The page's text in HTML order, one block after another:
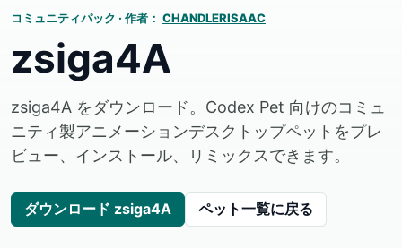
コミュニティパック · 作者： CHANDLERISAAC
zsiga4A
zsiga4A をダウンロード。Codex Pet 向けのコミュ
ニティ製アニメーションデスクトップペットをプレ
ビュー、インストール、リミックスできます。
ダウンロード zsiga4A ペット一覧に戻る